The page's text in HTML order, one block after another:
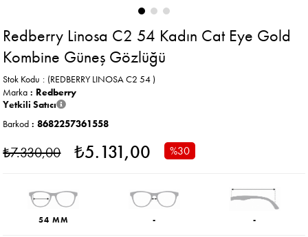
Redberry Linosa C2 54 Kadın Cat Eye Gold
Kombine Güneş Gözlüğü
(REDBERRY LINOSA C2 54 )
Stok Kodu
Marka : Redberry
Yetkili Satıcı
Barkod : 8682257361558
₺7.330,00 ₺5.131,00 %30
54 MM - -